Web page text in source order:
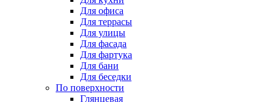
Для офиса
Для террасы
Для улицы
Для фасада
Для фартука
Для бани
Для беседки
По поверхности
Глянцевая